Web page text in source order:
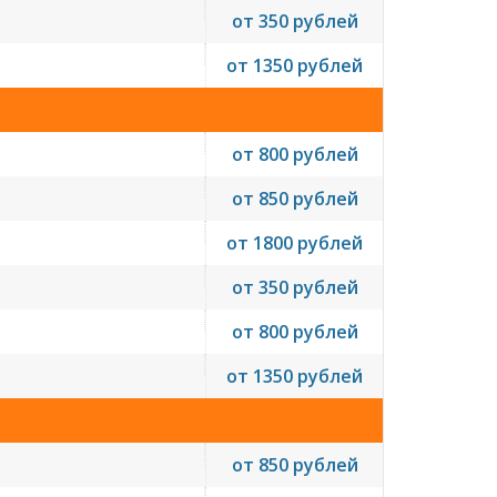
от 350 рублей
от 1350 рублей
от 800 рублей
от 850 рублей
от 1800 рублей
от 350 рублей
от 800 рублей
от 1350 рублей
от 850 рублей